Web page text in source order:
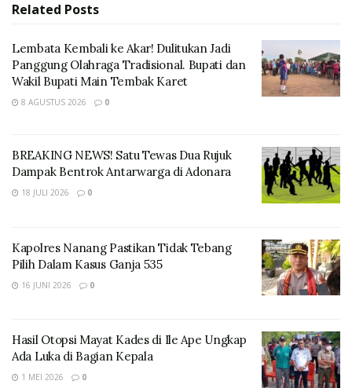
“Empat orang jurnalis senior ini kami pandang layak
jadi panutan bagi jurnalis muda di Lembata. Sehingga
memberikan penghargaan sebagai apresiasi pada
kesetiaan para senior terhadap profesi ini,” ucap
Sandro
Freddy Wahon (Pimred Aksinews.id), Fince Bataona
(wartawati aksinews.id), Hironimus Lewunpira Bokilia
(Viktory News) dan Maximus Gantung (Kilat News.com).
Related Posts
Lembata Kembali ke Akar! Dulitukan Jadi
Panggung Olahraga Tradisional. Bupati dan
Wakil Bupati Main Tembak Karet
8 AGUSTUS 2026 0
BREAKING NEWS! Satu Tewas Dua Rujuk
Dampak Bentrok Antarwarga di Adonara
18 JULI 2026 0
Kapolres Nanang Pastikan Tidak Tebang
Pilih Dalam Kasus Ganja 535
16 JUNI 2026 0
Hasil Otopsi Mayat Kades di Ile Ape Ungkap
Ada Luka di Bagian Kepala
1 MEI 2026 0